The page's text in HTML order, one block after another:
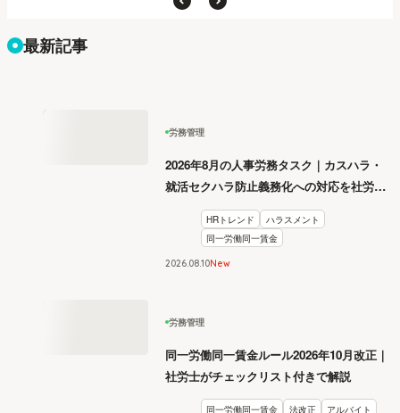
最新記事
労務管理
2026年8月の人事労務タスク｜カスハラ・
就活セクハラ防止義務化への対応を社労士
HRトレンド
ハラスメント
同一労働同一賃金
2026.0810New
労務管理
同一労働同一賃金ルール2026年10月改正｜
社労士がチェックリスト付きで解説
同一労働同一賃金 法改正 アルバイト